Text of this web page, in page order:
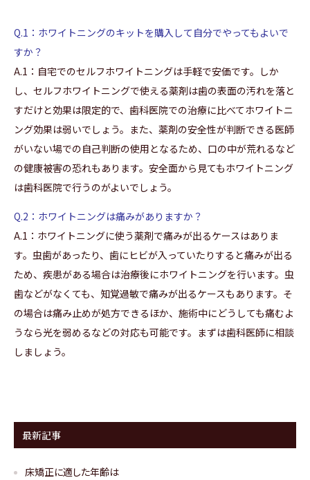
Q.1：ホワイトニングのキットを購入して自分でやってもよいで
すか？
A.1：自宅でのセルフホワイトニングは手軽で安価です。しか
し、セルフホワイトニングで使える薬剤は歯の表面の汚れを落と
すだけと効果は限定的で、歯科医院での治療に比べてホワイトニ
ング効果は弱いでしょう。また、薬剤の安全性が判断できる医師
がいない場での自己判断の使用となるため、口の中が荒れるなど
の健康被害の恐れもあります。安全面から見てもホワイトニング
は歯科医院で行うのがよいでしょう。
Q.2：ホワイトニングは痛みがありますか？
A.1：ホワイトニングに使う薬剤で痛みが出るケースはありま
す。虫歯があったり、歯にヒビが入っていたりすると痛みが出る
ため、疾患がある場合は治療後にホワイトニングを行います。虫
歯などがなくても、知覚過敏で痛みが出るケースもあります。そ
の場合は痛み止めが処方できるほか、施術中にどうしても痛むよ
うなら光を弱めるなどの対応も可能です。まずは歯科医師に相談
しましょう。
最新記事
床矯正に適した年齢は